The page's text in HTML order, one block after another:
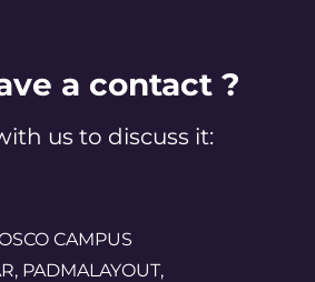
a contact ?
us to discuss it:
CAMPUS
PADMALAYOUT,